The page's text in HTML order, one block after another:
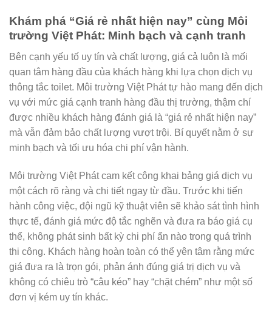
Khám phá “Giá rẻ nhất hiện nay” cùng Môi
trường Việt Phát: Minh bạch và cạnh tranh
Bên cạnh yếu tố uy tín và chất lượng, giá cả luôn là mối
quan tâm hàng đầu của khách hàng khi lựa chọn dịch vụ
thông tắc toilet. Môi trường Việt Phát tự hào mang đến dịch
vụ với mức giá cạnh tranh hàng đầu thị trường, thậm chí
được nhiều khách hàng đánh giá là “giá rẻ nhất hiện nay”
mà vẫn đảm bảo chất lượng vượt trội. Bí quyết nằm ở sự
minh bạch và tối ưu hóa chi phí vận hành.
Môi trường Việt Phát cam kết công khai bảng giá dịch vụ
một cách rõ ràng và chi tiết ngay từ đầu. Trước khi tiến
hành công việc, đội ngũ kỹ thuật viên sẽ khảo sát tình hình
thực tế, đánh giá mức độ tắc nghẽn và đưa ra báo giá cụ
thể, không phát sinh bất kỳ chi phí ẩn nào trong quá trình
thi công. Khách hàng hoàn toàn có thể yên tâm rằng mức
giá đưa ra là trọn gói, phản ánh đúng giá trị dịch vụ và
không có chiêu trò “câu kéo” hay “chặt chém” như một số
đơn vị kém uy tín khác.